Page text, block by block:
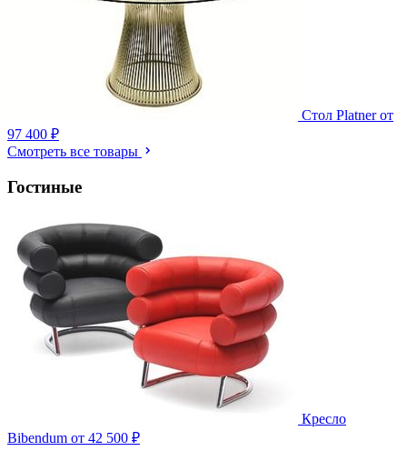
Стол Platner от
97 400 ₽
Смотреть все товары
Гостиные
Кресло
Bibendum от 42 500 ₽